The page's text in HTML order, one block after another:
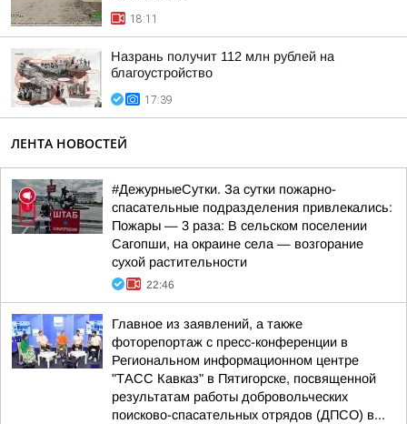
18:11
Назрань получит 112 млн рублей на
благоустройство
17:39
ЛЕНТА НОВОСТЕЙ
#ДежурныеСутки. За сутки пожарно-
спасательные подразделения привлекались:
Пожары — 3 раза: В сельском поселении
Сагопши, на окраине села — возгорание
сухой растительности
22:46
Главное из заявлений, а также
фоторепортаж с пресс-конференции в
Региональном информационном центре
"ТАСС Кавказ" в Пятигорске, посвященной
результатам работы добровольческих
поисково-спасательных отрядов (ДПСО) в...